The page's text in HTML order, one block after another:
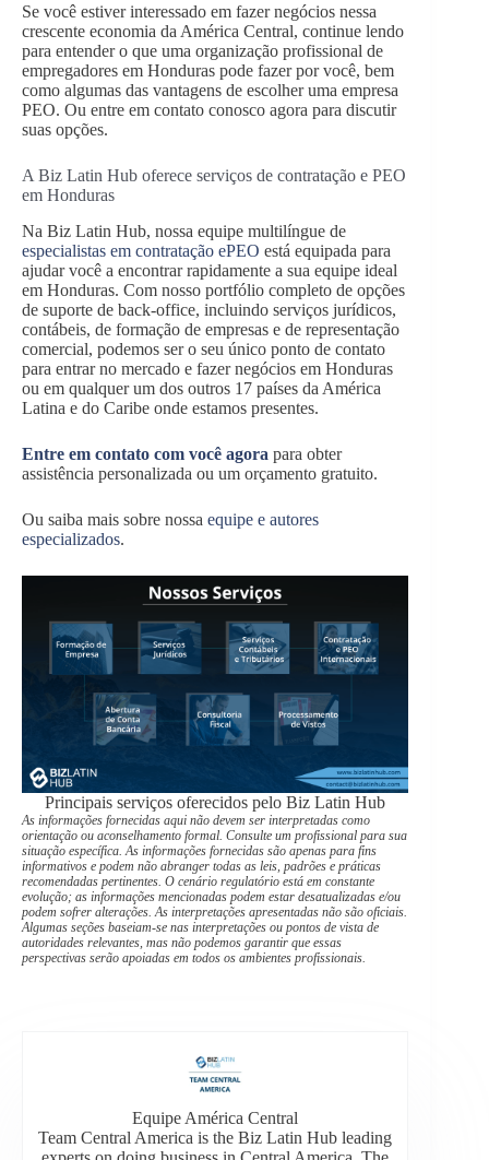
Se você estiver interessado em fazer negócios nessa
crescente economia da América Central, continue lendo
para entender o que uma organização profissional de
empregadores em Honduras pode fazer por você, bem
como algumas das vantagens de escolher uma empresa
PEO. Ou entre em contato conosco agora para discutir
suas opções.
A Biz Latin Hub oferece serviços de contratação e PEO
em Honduras
Na Biz Latin Hub, nossa equipe multilíngue de
especialistas em contratação ePEO está equipada para
ajudar você a encontrar rapidamente a sua equipe ideal
em Honduras. Com nosso portfólio completo de opções
de suporte de back-office, incluindo serviços jurídicos,
contábeis, de formação de empresas e de representação
comercial, podemos ser o seu único ponto de contato
para entrar no mercado e fazer negócios em Honduras
ou em qualquer um dos outros 17 países da América
Latina e do Caribe onde estamos presentes.
Entre em contato com você agora para obter
assistência personalizada ou um orçamento gratuito.
Ou saiba mais sobre nossa equipe e autores
especializados.
Principais serviços oferecidos pelo Biz Latin Hub
As informações fornecidas aqui não devem ser interpretadas como
orientação ou aconselhamento formal. Consulte um profissional para sua
situação específica. As informações fornecidas são apenas para fins
informativos e podem não abranger todas as leis, padrões e práticas
recomendadas pertinentes. O cenário regulatório está em constante
evolução; as informações mencionadas podem estar desatualizadas e/ou
podem sofrer alterações. As interpretações apresentadas não são oficiais.
Algumas seções baseiam-se nas interpretações ou pontos de vista de
autoridades relevantes, mas não podemos garantir que essas
perspectivas serão apoiadas em todos os ambientes profissionais.
Equipe América Central
Team Central America is the Biz Latin Hub leading